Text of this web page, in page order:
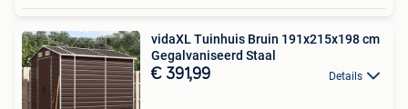
vidaXL Tuinhuis Bruin 191x215x198 cm
Gegalvaniseerd Staal
€ 391,99 Details